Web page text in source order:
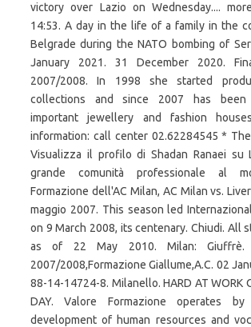
victory over Lazio on Wednesday....
14:53. A day in the life of a family in the
Belgrade during the NATO bombing of
January 2021. 31 December 2020.
2007/2008. In 1998 she started
collections and since 2007 has been
important jewellery and fashion
information: call center 02.62284545 *
Visualizza il profilo di Shadan Ranaei su
grande comunità professionale al
Formazione dell'AC Milan, AC Milan vs.
maggio 2007. This season led
on 9 March 2008, its centenary. Chiudi. All
as of 22 May 2010. Milan: Giuffrè.
2007/2008,Formazione Giallume,A.C. 02
88-14-14724-8. Milanello. HARD AT WORK
DAY. Valore Formazione operates
development of human resources and